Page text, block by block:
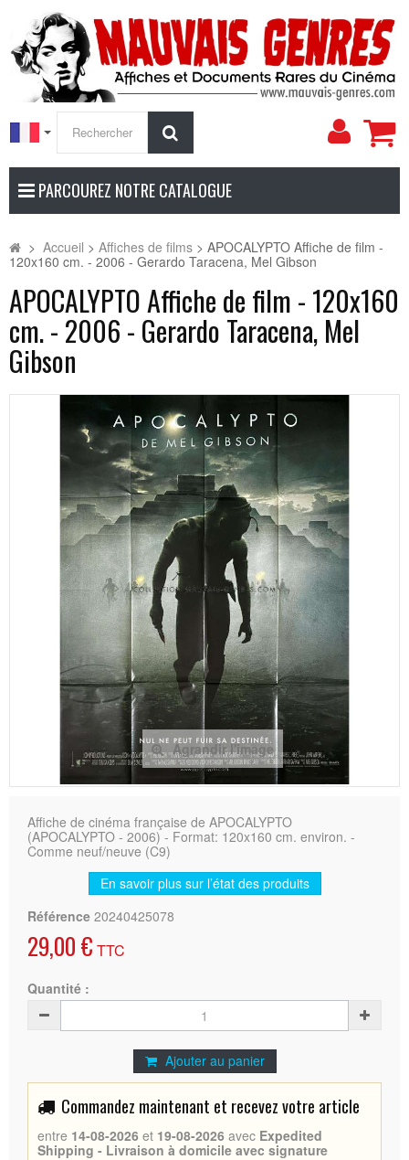
Mon
PARCOUREZ NOTRE CATALOGUE
> Accueil > Affiches de films > APOCALYPTO Affiche de film -
120x160 cm. - 2006 - Gerardo Taracena, Mel Gibson
APOCALYPTO Affiche de film - 120x160
cm. - 2006 - Gerardo Taracena, Mel
Gibson
Agrandir l'image
Affiche de cinéma française de APOCALYPTO
(APOCALYPTO - 2006) - Format: 120x160 cm. environ. -
Comme neuf/neuve (C9)
En savoir plus sur l’état des produits
Référence 20240425078
29,00 € TTC
Quantité :
Ajouter au panier
Commandez maintenant et recevez votre article
entre 14-08-2026 et 19-08-2026 avec Expedited
Shipping - Livraison à domicile avec signature